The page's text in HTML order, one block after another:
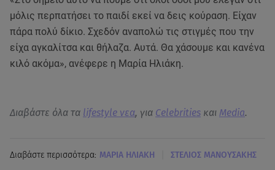
μόλις περπατήσει το παιδί εκεί να δεις κούραση. Είχαν
πάρα πολύ δίκιο. Σχεδόν αναπολώ τις στιγμές που την
είχα αγκαλίτσα και θήλαζα. Αυτά. Θα χάσουμε και κανένα
κιλό ακόμα», ανέφερε η Μαρία Ηλιάκη.
Διαβάστε όλα τα lifestyle νεα, για Celebrities και Media.
Διαβάστε περισσότερα: ΜΑΡΙΑ ΗΛΙΑΚΗ ΣΤΕΛΙΟΣ ΜΑΝΟΥΣΑΚΗΣ